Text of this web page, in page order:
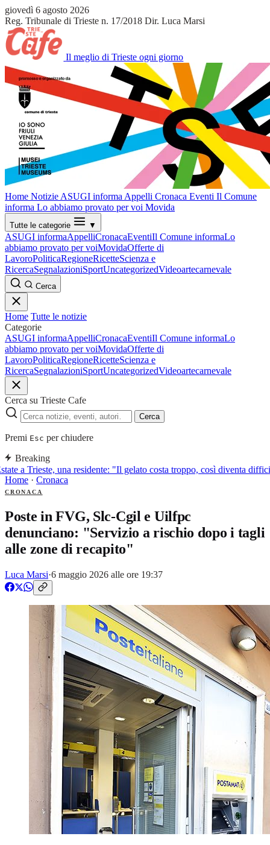
giovedì 6 agosto 2026
Reg. Tribunale di Trieste n. 17/2018 Dir. Luca Marsi
Il meglio di Trieste ogni giorno
Home Notizie ASUGI informa Appelli Cronaca Eventi Il Comune
informa Lo abbiamo provato per voi Movida
Tutte le categorie ▼
ASUGI informaAppelliCronacaEventiIl Comune informaLo
abbiamo provato per voiMovidaOfferte di
LavoroPoliticaRegioneRicetteScienza e
RicercaSegnalazioniSportUncategorizedVideoartecarnevale
Cerca
Home Tutte le notizie
Categorie
ASUGI informaAppelliCronacaEventiIl Comune informaLo
abbiamo provato per voiMovidaOfferte di
LavoroPoliticaRegioneRicetteScienza e
RicercaSegnalazioniSportUncategorizedVideoartecarnevale
Cerca su Trieste Cafe
Cerca
Premi Esc per chiudere
Breaking
a Trieste, una residente: "Il gelato costa troppo, così diventa
Home · Cronaca
CRONACA
Poste in FVG, Slc-Cgil e Uilfpc
denunciano: "Servizio a rischio dopo i tagli
alle zone di recapito"
Luca Marsi·6 maggio 2026 alle ore 19:37